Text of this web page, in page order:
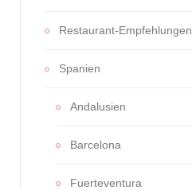
Restaurant-Empfehlungen
Spanien
Andalusien
Barcelona
Fuerteventura